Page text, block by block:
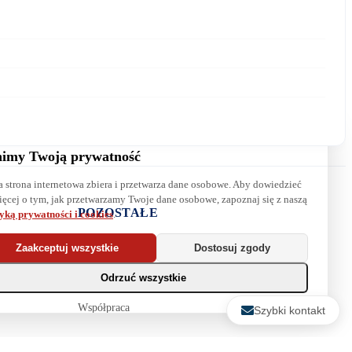
POZOSTAŁE
Najpopularniejsze książki
Blog
Współpraca
Twoją prywatność
strona internetowa zbiera i przetwarza dane osobowe. Aby dowiedzieć
o tym, jak przetwarzamy Twoje dane osobowe, zapoznaj się z naszą
prywatności i cookies.
Dostosuj zgody
Zaakceptuj wszystkie
Odrzuć wszystkie
Szybki kontakt
Wyrażam zgodę na przetwarzanie danych. Zapoznaj się z naszą
polityką prywatności.